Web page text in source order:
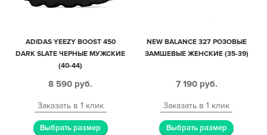
ADIDAS YEEZY BOOST 450
DARK SLATE ЧЕРНЫЕ МУЖСКИЕ
(40-44)
8 590 руб.
Заказать в 1 клик
Выбрать размер
NEW BALANCE 327 РОЗОВЫЕ
ЗАМШЕВЫЕ ЖЕНСКИЕ (35-39)
7 190 руб.
Заказать в 1 клик
Выбрать размер